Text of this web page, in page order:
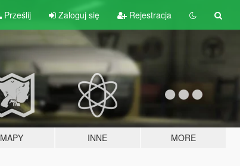
Prześlij Zaloguj się Rejestracja
MAPY INNE MORE